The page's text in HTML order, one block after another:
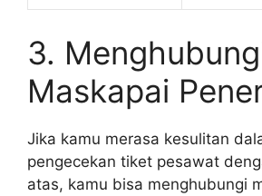
3.
Maskapai
Jika kamu merasa kesulitan
pengecekan tiket pesawat
atas, kamu bisa menghubungi